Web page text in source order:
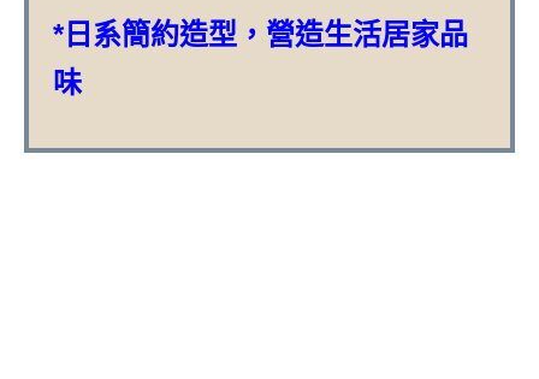
*日系簡約造型，營造生活居家品
味